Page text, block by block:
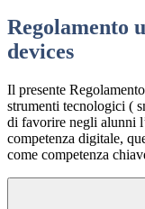
Regolamento
devices
Il presente
strumenti tecnologici (
di favorire negli alunni
competenza digitale,
come competenza